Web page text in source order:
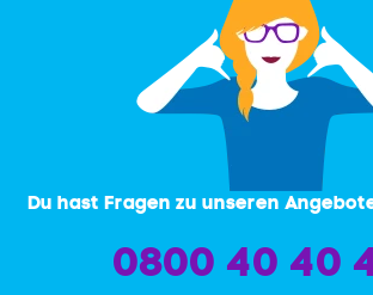
Du hast Fragen zu unseren
0800 40 40